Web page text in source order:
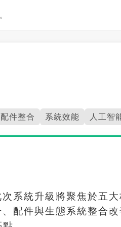
配件整合 系統效能 人工智
系統升級將聚焦於五
配件與生態系統整合